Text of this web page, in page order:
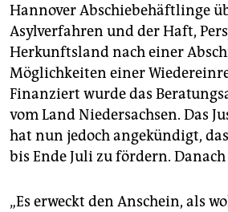
Hannover Abschiebehäftlinge
Asylverfahren und der Haft,
Herkunftsland nach einer
Möglichkeiten einer
Finanziert wurde das
vom Land Niedersachsen. Das
hat nun jedoch angekündigt,
bis Ende Juli zu fördern. Danach
„Es erweckt den Anschein, als